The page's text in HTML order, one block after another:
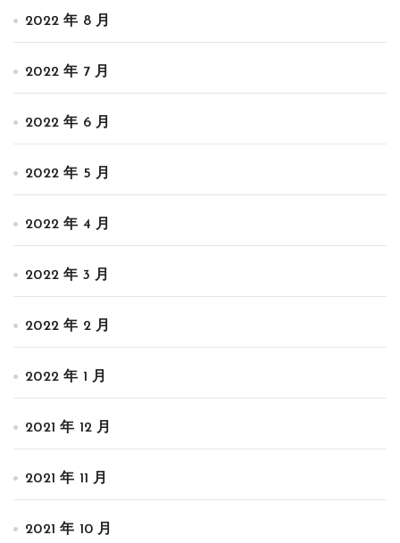
2022 年 8 月
2022 年 7 月
2022 年 6 月
2022 年 5 月
2022 年 4 月
2022 年 3 月
2022 年 2 月
2022 年 1 月
2021 年 12 月
2021 年 11 月
2021 年 10 月